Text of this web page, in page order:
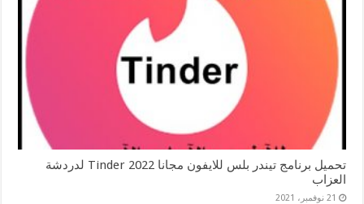
تحميل برنامج تيندر بلس للايفون مجانا 2022 Tinder لدردشة
العزاب
21 نوفمبر، 2021